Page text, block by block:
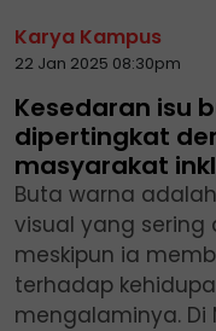
Karya Kampus
22 Jan 2025 08:30pm
Kesedaran isu
dipertingkat
masyarakat
Buta warna
visual yang sering
meskipun ia
terhadap
mengalaminya. Di